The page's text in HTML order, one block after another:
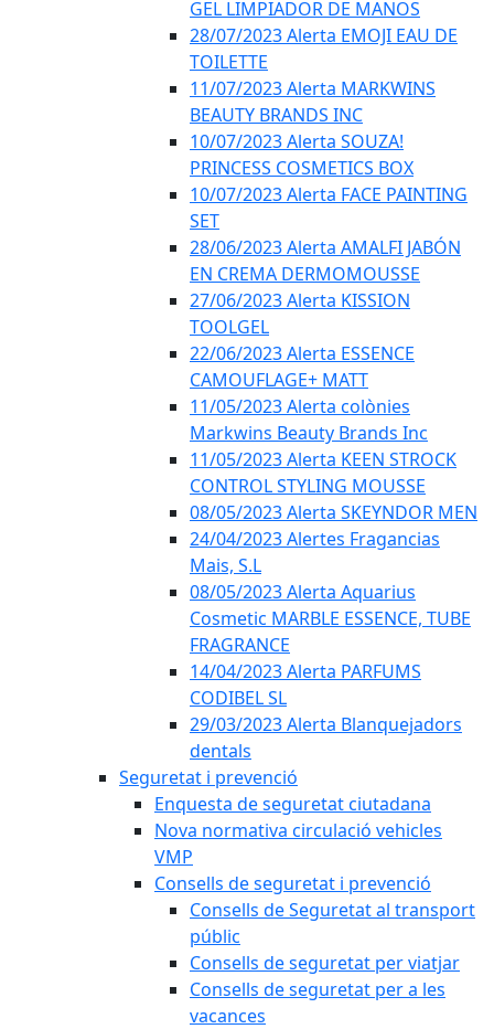
GEL LIMPIADOR DE MANOS
28/07/2023 Alerta EMOJI EAU DE
TOILETTE
11/07/2023 Alerta MARKWINS
BEAUTY BRANDS INC
10/07/2023 Alerta SOUZA!
PRINCESS COSMETICS BOX
10/07/2023 Alerta FACE PAINTING
SET
28/06/2023 Alerta AMALFI JABÓN
EN CREMA DERMOMOUSSE
27/06/2023 Alerta KISSION
TOOLGEL
22/06/2023 Alerta ESSENCE
CAMOUFLAGE+ MATT
11/05/2023 Alerta colònies
Markwins Beauty Brands Inc
11/05/2023 Alerta KEEN STROCK
CONTROL STYLING MOUSSE
08/05/2023 Alerta SKEYNDOR MEN
24/04/2023 Alertes Fragancias
Mais, S.L
08/05/2023 Alerta Aquarius
Cosmetic MARBLE ESSENCE, TUBE
FRAGRANCE
14/04/2023 Alerta PARFUMS
CODIBEL SL
29/03/2023 Alerta Blanquejadors
dentals
Seguretat i prevenció
Enquesta de seguretat ciutadana
Nova normativa circulació vehicles
VMP
Consells de seguretat i prevenció
Consells de Seguretat al transport
públic
Consells de seguretat per viatjar
Consells de seguretat per a les
vacances